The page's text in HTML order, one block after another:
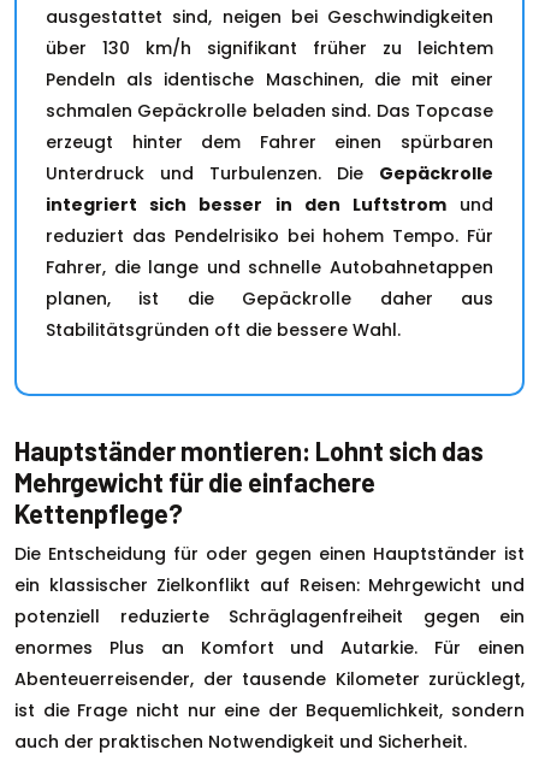
ausgestattet sind, neigen bei Geschwindigkeiten
über 130 km/h signifikant früher zu leichtem
Pendeln als identische Maschinen, die mit einer
schmalen Gepäckrolle beladen sind. Das Topcase
erzeugt hinter dem Fahrer einen spürbaren
Unterdruck und Turbulenzen. Die Gepäckrolle
integriert sich besser in den Luftstromund
reduziert das Pendelrisiko bei hohem Tempo. Für
Fahrer, die lange und schnelle Autobahnetappen
planen, ist die Gepäckrolle daher aus
Stabilitätsgründen oft die bessere Wahl.
Hauptständer montieren: Lohnt sich das
Mehrgewicht für die einfachere
Kettenpflege?
Die Entscheidung für oder gegen einen Hauptständer ist
ein klassischer Zielkonflikt auf Reisen: Mehrgewicht und
potenziell reduzierte Schräglagenfreiheit gegen ein
enormes Plus an Komfort und Autarkie. Für einen
Abenteuerreisender, der tausende Kilometer zurücklegt,
ist die Frage nicht nur eine der Bequemlichkeit, sondern
auch der praktischen Notwendigkeit und Sicherheit.